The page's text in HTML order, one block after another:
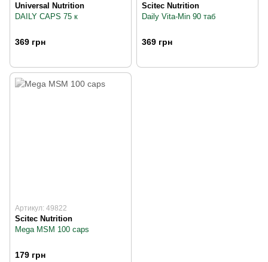
Universal Nutrition
DAILY CAPS 75 к
369 грн
Scitec Nutrition
Daily Vita-Min 90 таб
369 грн
Артикул: 49822
Scitec Nutrition
Mega MSM 100 caps
179 грн